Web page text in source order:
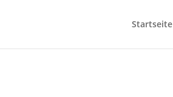
Startseite